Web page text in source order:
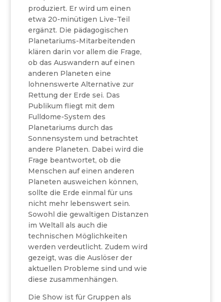
produziert. Er wird um einen
etwa 20-minütigen Live-Teil
ergänzt. Die pädagogischen
Planetariums-Mitarbeitenden
klären darin vor allem die Frage,
ob das Auswandern auf einen
anderen Planeten eine
lohnenswerte Alternative zur
Rettung der Erde sei. Das
Publikum fliegt mit dem
Fulldome-System des
Planetariums durch das
Sonnensystem und betrachtet
andere Planeten. Dabei wird die
Frage beantwortet, ob die
Menschen auf einen anderen
Planeten ausweichen können,
sollte die Erde einmal für uns
nicht mehr lebenswert sein.
Sowohl die gewaltigen Distanzen
im Weltall als auch die
technischen Möglichkeiten
werden verdeutlicht. Zudem wird
gezeigt, was die Auslöser der
aktuellen Probleme sind und wie
diese zusammenhängen.
Die Show ist für Gruppen als